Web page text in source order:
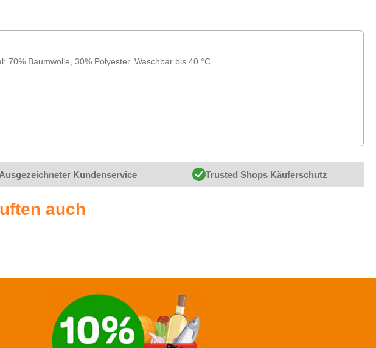
Baumwolle, 30% Polyester. Waschbar bis 40 °C.
Ausgezeichneter Kundenservice Trusted Shops Käuferschutz
auch